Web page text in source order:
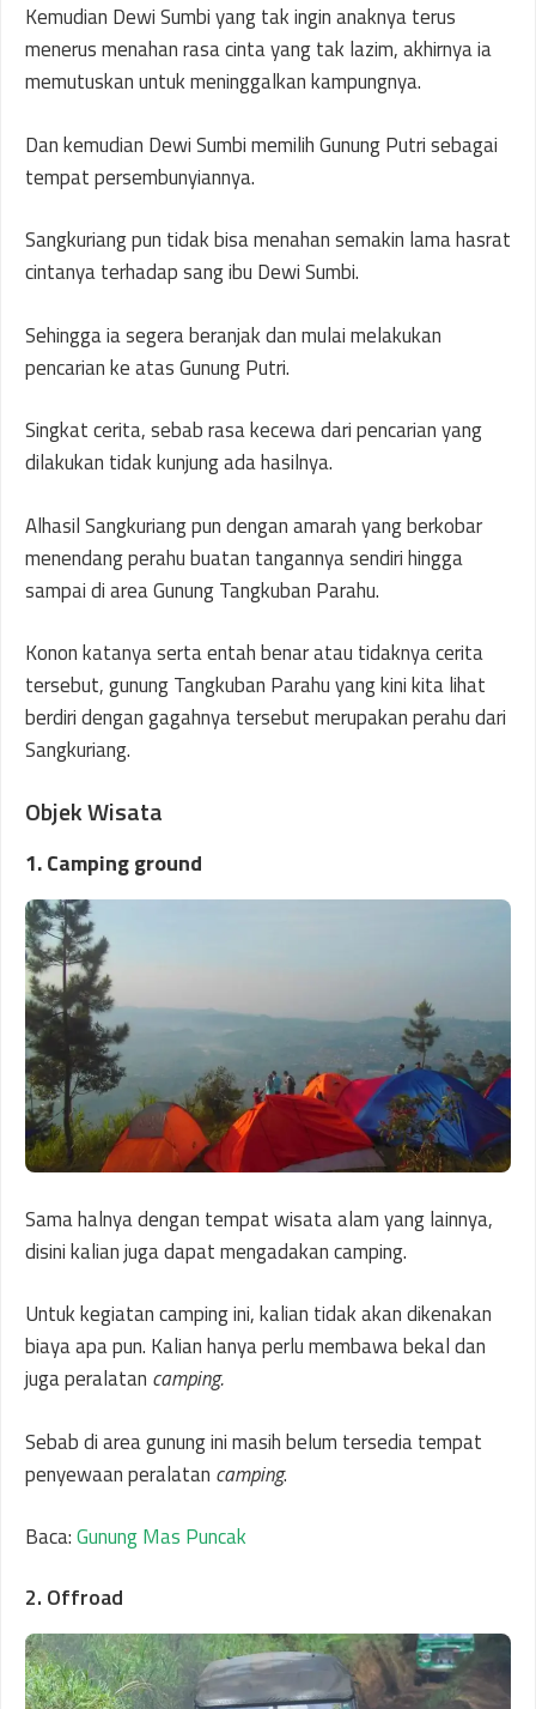
Kemudian Dewi Sumbi yang tak ingin anaknya terus
menerus menahan rasa cinta yang tak lazim, akhirnya ia
memutuskan untuk meninggalkan kampungnya.
Dan kemudian Dewi Sumbi memilih Gunung Putri sebagai
tempat persembunyiannya.
Sangkuriang pun tidak bisa menahan semakin lama hasrat
cintanya terhadap sang ibu Dewi Sumbi.
Sehingga ia segera beranjak dan mulai melakukan
pencarian ke atas Gunung Putri.
Singkat cerita, sebab rasa kecewa dari pencarian yang
dilakukan tidak kunjung ada hasilnya.
Alhasil Sangkuriang pun dengan amarah yang berkobar
menendang perahu buatan tangannya sendiri hingga
sampai di area Gunung Tangkuban Parahu.
Konon katanya serta entah benar atau tidaknya cerita
tersebut, gunung Tangkuban Parahu yang kini kita lihat
berdiri dengan gagahnya tersebut merupakan perahu dari
Sangkuriang.
Objek Wisata
1. Camping ground
Sama halnya dengan tempat wisata alam yang lainnya,
disini kalian juga dapat mengadakan camping.
Untuk kegiatan camping ini, kalian tidak akan dikenakan
biaya apa pun. Kalian hanya perlu membawa bekal dan
juga peralatan camping.
Sebab di area gunung ini masih belum tersedia tempat
penyewaan peralatan camping.
Baca:Gunung Mas Puncak
2. Offroad